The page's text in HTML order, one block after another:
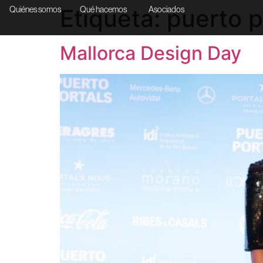
Quiénes somos Qué hacemos Asociados
Etiqueta:puerto
Mallorca Design Day